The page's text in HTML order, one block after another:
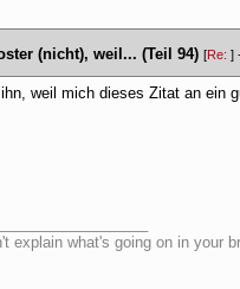
(nicht), weil... (Teil 94) [Re: ]
ihn, weil mich dieses Zitat an ein
explain what's going on in your